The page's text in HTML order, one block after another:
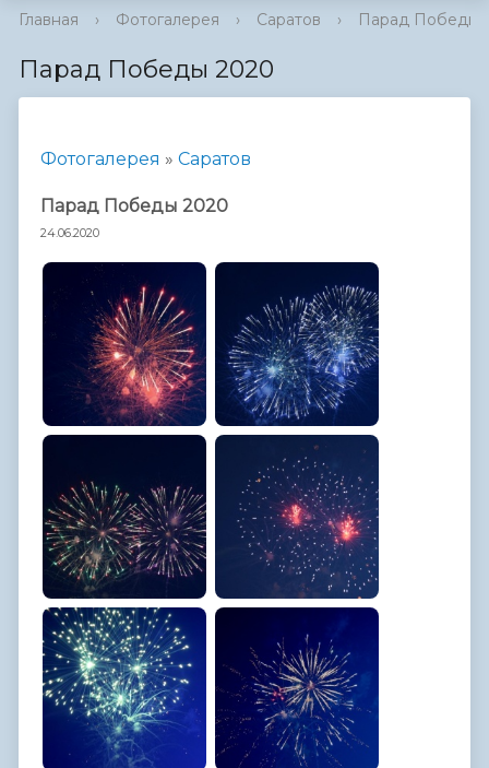
Главная › Фотогалерея › Саратов › Парад Победы
Парад Победы 2020
Фотогалерея » Саратов
Парад Победы 2020
24.06.2020